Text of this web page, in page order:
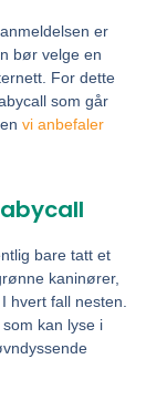
er
bør velge en
For dette
som går
vi anbefaler
bare tatt et
kaninører,
hvert fall nesten.
kan lyse i